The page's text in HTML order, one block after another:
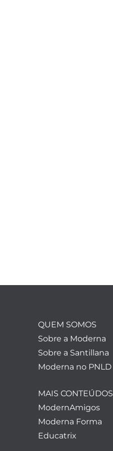
QUEM SOMOS
Sobre a Moderna
Sobre a Santillana
Moderna no PNLD
MAIS CONTEÚDOS
ModernAmigos
Moderna Forma
Educatrix